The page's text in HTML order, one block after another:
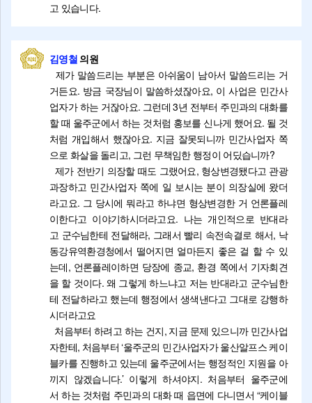
고 있습니다.
김영철의원
제가 말씀드리는 부분은 아쉬움이 남아서 말씀드리는 거
거든요. 방금 국장님이 말씀하셨잖아요, 이 사업은 민간사
업자가 하는 거잖아요. 그런데 3년 전부터 주민과의 대화를
할 때 울주군에서 하는 것처럼 홍보를 신나게 했어요. 될 것
처럼 개입해서 했잖아요. 지금 잘못되니까 민간사업자 쪽
으로 화살을 돌리고, 그런 무책임한 행정이 어딨습니까?
제가 전반기 의장할 때도 그랬어요, 형상변경됐다고 관광
과장하고 민간사업자 쪽에 일 보시는 분이 의장실에 왔더
라고요. 그 당시에 뭐라고 하냐면 형상변경한 거 언론플레
이한다고 이야기하시더라고요. 나는 개인적으로 반대라
고 군수님한테 전달해라, 그래서 빨리 속전속결로 해서, 낙
동강유역환경청에서 떨어지면 얼마든지 좋은 걸 할 수 있
는데, 언론플레이하면 당장에 종교, 환경 쪽에서 기자회견
을 할 것이다. 왜 그렇게 하느냐고 저는 반대라고 군수님한
테 전달하라고 했는데 행정에서 생색낸다고 그대로 강행하
시더라고요
처음부터 하려고 하는 건지, 지금 문제 있으니까 민간사업
자한테, 처음부터 ‘울주군의 민간사업자가 울산알프스 케이
블카를 진행하고 있는데 울주군에서는 행정적인 지원을 아
끼지 않겠습니다.’ 이렇게 하셔야지. 처음부터 울주군에
서 하는 것처럼 주민과의 대화 때 읍면에 다니면서 “케이블